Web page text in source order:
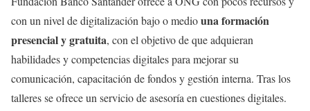
con un nivel de digitalización bajo o mediouna formación
presencial y gratuita, con el objetivo de que adquieran
habilidades y competencias digitales para mejorar su
comunicación, capacitación de fondos y gestión interna. Tras los
talleres se ofrece un servicio de asesoría en cuestiones digitales.